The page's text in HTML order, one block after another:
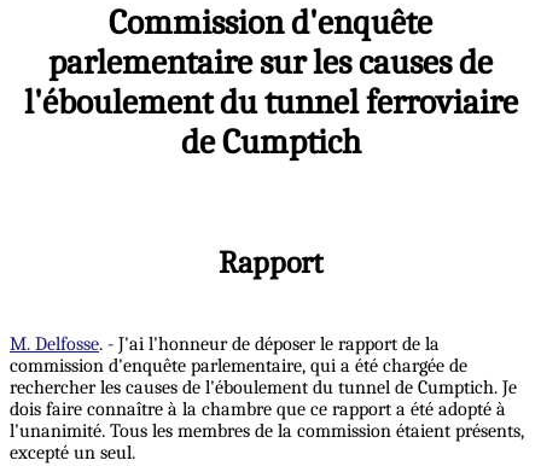
Commission d'enquête
parlementaire sur les causes de
l'éboulement du tunnel ferroviaire
de Cumptich
Rapport
M. Delfosse. - J'ai l'honneur de déposer le rapport de la
commission d'enquête parlementaire, qui a été chargée de
rechercher les causes de l'éboulement du tunnel de Cumptich. Je
dois faire connaître à la chambre que ce rapport a été adopté à
l'unanimité. Tous les membres de la commission étaient présents,
excepté un seul.